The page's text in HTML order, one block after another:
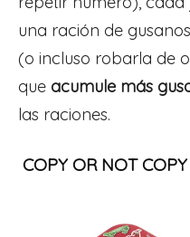
una ración de
(o incluso robarla de
que acumule más
las raciones.
COPY OR NOT COPY